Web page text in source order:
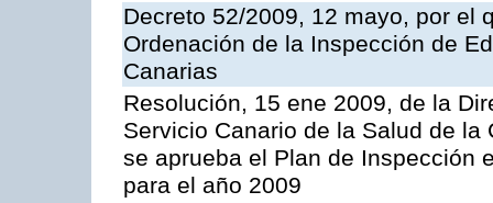
Decreto 52/2009, 12 mayo, por el
Ordenación de la Inspección de
Canarias
Resolución, 15 ene 2009, de la
Servicio Canario de la Salud de
se aprueba el Plan de Inspección
para el año 2009